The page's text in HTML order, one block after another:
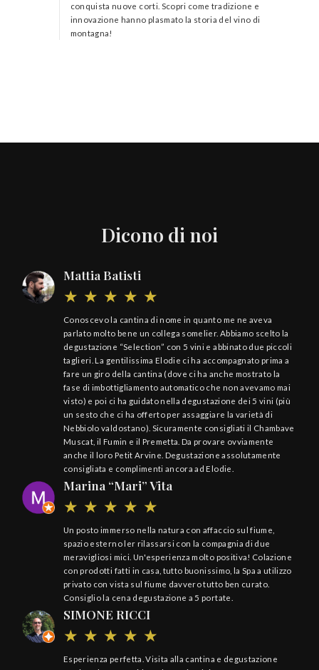
conquista nuove corti. Scopri come tradizione e
innovazione hanno plasmato la storia del vino di
montagna!
Dicono di noi
Mattia Batisti
Conoscevo la cantina di nome in quanto me ne aveva
parlato molto bene un collega somelier. Abbiamo scelto la
degustazione “Selection” con 5 vini e abbinato due piccoli
taglieri. La gentilissima Elodie ci ha accompagnato prima a
fare un giro della cantina (dove ci ha anche mostrato la
fase di imbottigliamento automatico che non avevamo mai
visto) e poi ci ha guidato nella degustazione dei 5 vini (più
un sesto che ci ha offerto per assaggiare la varietà di
Nebbiolo valdostano). Sicuramente consigliati il Chambave
Muscat, il Fumin e il Premetta. Da provare ovviamente
anche il loro Petit Arvine. Degustazione assolutamente
consigliata e complimenti ancora ad Elodie.
Marina “Mari” Vita
Un posto immerso nella natura con affaccio sul fiume,
spazio esterno ler rilassarsi con la compagnia di due
meravigliosi mici. Un'esperienza molto positiva! Colazione
con prodotti fatti in casa, tutto buonissimo, la Spa a utilizzo
privato con vista sul fiume davvero tutto ben curato.
Consiglio la cena degustazione a 5 portate.
SIMONE RICCI
Esperienza perfetta. Visita alla cantina e degustazione